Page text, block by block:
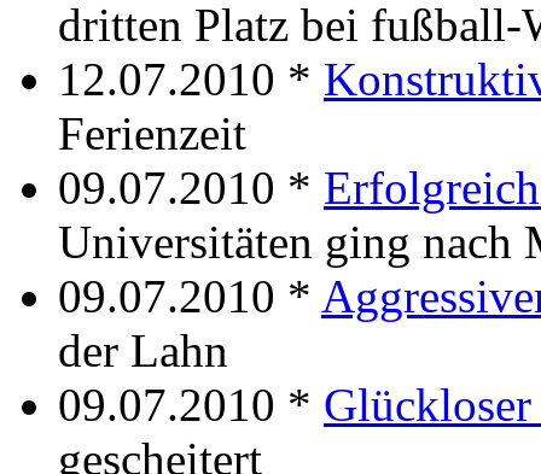
dritten Platz bei fußball-
12.07.2010 *
Ferienzeit
09.07.2010 *
Universitäten ging nach
09.07.2010 *
der Lahn
09.07.2010 *
gescheitert